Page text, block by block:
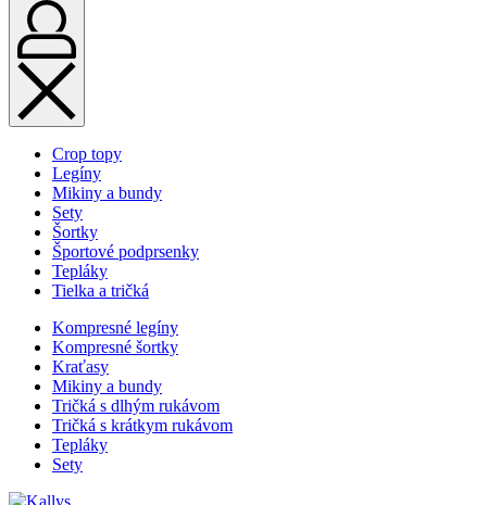
Crop topy
Legíny
Mikiny a bundy
Sety
Šortky
Športové podprsenky
Tepláky
Tielka a tričká
Kompresné legíny
Kompresné šortky
Kraťasy
Mikiny a bundy
Tričká s dlhým rukávom
Tričká s krátkym rukávom
Tepláky
Sety